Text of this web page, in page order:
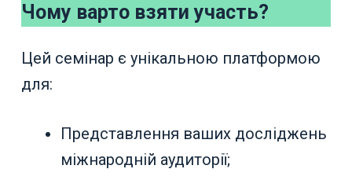
Чому варто взяти участь?
Цей семінар є унікальною платформою
для:
Представлення ваших досліджень
міжнародній аудиторії;